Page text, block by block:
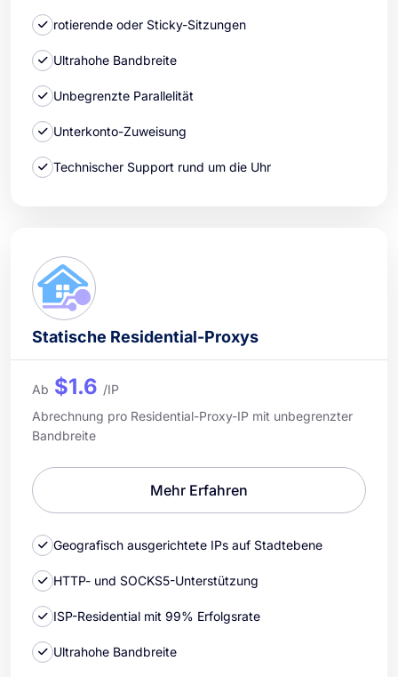
rotierende oder Sticky-Sitzungen
Ultrahohe Bandbreite
Unbegrenzte Parallelität
Unterkonto-Zuweisung
Technischer Support rund um die Uhr
Statische Residential-Proxys
Ab $1.6 /IP
Abrechnung pro Residential-Proxy-IP mit unbegrenzter
Bandbreite
Mehr Erfahren
Geografisch ausgerichtete IPs auf Stadtebene
HTTP- und SOCKS5-Unterstützung
ISP-Residential mit 99% Erfolgsrate
Ultrahohe Bandbreite